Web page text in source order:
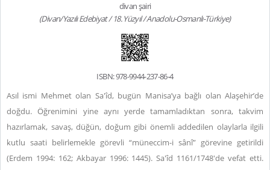
divan şairi
(Divan/Yazılı Edebiyat / 18. Yüzyıl / Anadolu-Osmanlı-Türkiye)
ISBN: 978-9944-237-86-4
Asıl ismi Mehmet olan Sa'îd, bugün Manisa’ya bağlı olan Alaşehir’de
doğdu. Öğrenimini yine aynı yerde tamamladıktan sonra, takvim
hazırlamak, savaş, düğün, doğum gibi önemli addedilen olaylarla ilgili
kutlu saati belirlemekle görevli “müneccim-i sânî” görevine getirildi
(Erdem 1994: 162; Akbayar 1996: 1445). Sa'îd 1161/1748'de vefat etti.